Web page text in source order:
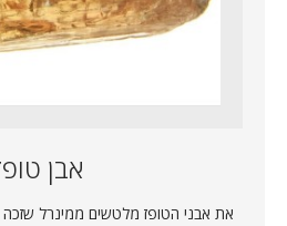
אבן
את אבני הטופז מלטשים ממינרל שזכה